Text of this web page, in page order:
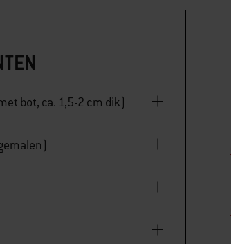
bot, ca. 1,5-2 cm dik)